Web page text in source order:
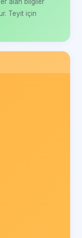
Teyit için